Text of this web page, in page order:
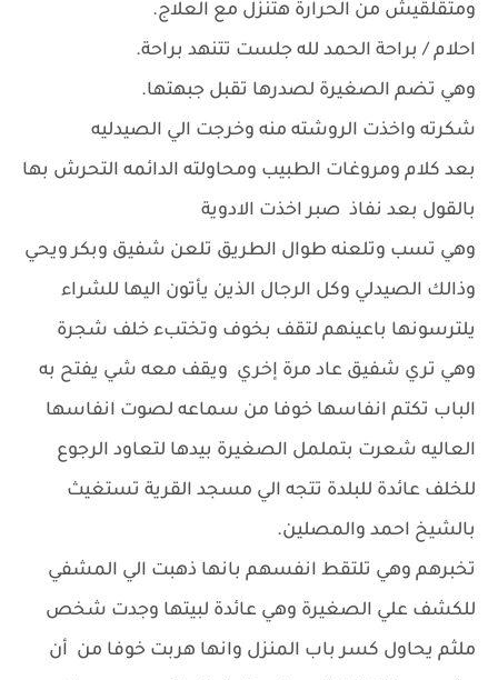
ومتقلقيش من الحرارة هتنزل مع العلاج.
احلام / براحة الحمد لله جلست تتنهد براحة.
وهي تضم الصغيرة لصدرها تقبل جبهتها.
شكرته واخذت الروشته منه وخرجت الي الصيدليه
بعد كلام ومروغات الطبيب ومحاولته الدائمه التحرش بها
بالقول بعد نفاذ صبر اخذت الادوية
وهي تسب وتلعنه طوال الطريق تلعن شفيق وبكر ويحي
وذالك الصيدلي وكل الرجال الذين يأتون اليها للشراء
يلترسونها باعينهم لتقف بخوف وتختبء خلف شجرة
وهي تري شفيق عاد مرة إخري ويقف معه شي يفتح به
الباب تكتم انفاسها خوفا من سماعه لصوت انفاسها
العاليه شعرت بتململ الصغيرة بيدها لتعاود الرجوع
للخلف عائدة للبلدة تتجه الي مسجد القرية تستغيث
بالشيخ احمد والمصلين.
تخبرهم وهي تلتقط انفسهم بانها ذهبت الي المشفي
للكشف علي الصغيرة وهي عائدة لبيتها وجدت شخص
ملثم يحاول كسر باب المنزل وانها هربت خوفا من أن